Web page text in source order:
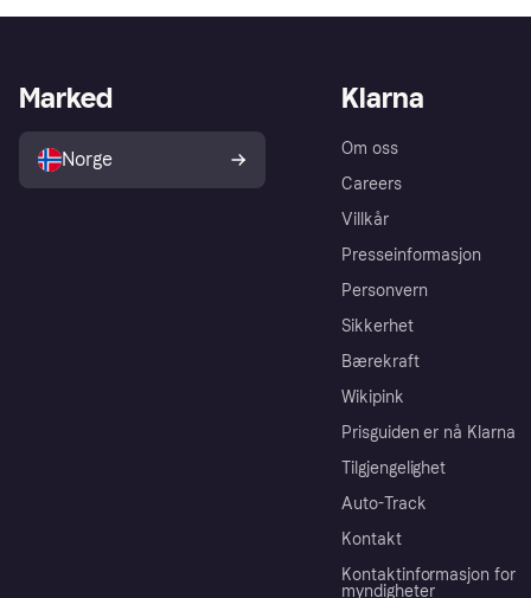
Klarna
Om oss
Careers
Villkår
Presseinformasjon
Personvern
Sikkerhet
Bærekraft
Wikipink
Prisguiden er nå Klarna
Tilgjengelighet
Auto-Track
Kontakt
Kontaktinformasjon for
myndigheter
Marked
Norge